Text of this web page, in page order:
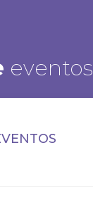
eventos